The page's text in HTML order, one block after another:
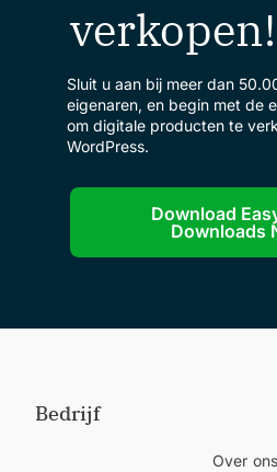
verkopen!
Sluit u aan bij meer dan
eigenaren, en begin met de
om digitale producten te
WordPress.
Download
Downloads
Bedrijf
Over ons